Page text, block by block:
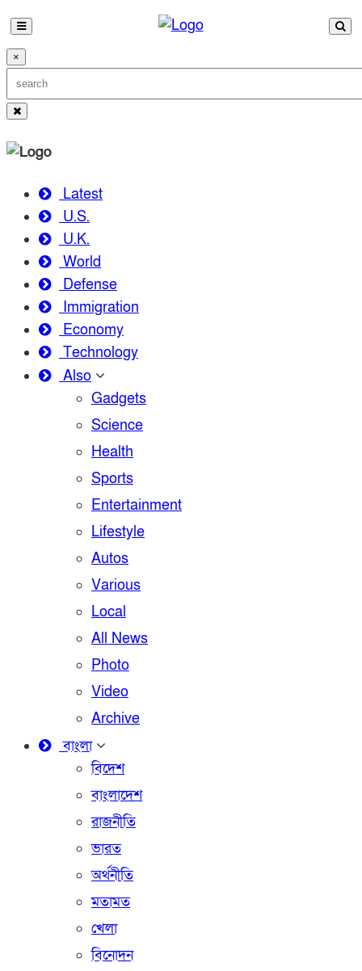
×
Latest
U.S.
U.K.
World
Defense
Immigration
Economy
Technology
Also
Gadgets
Science
Health
Sports
Entertainment
Lifestyle
Autos
Various
Local
All News
Photo
Video
Archive
বাংলা
বিদেশ
বাংলাদেশ
রাজনীতি
ভারত
অর্থনীতি
মতামত
খেলা
বিনোদন